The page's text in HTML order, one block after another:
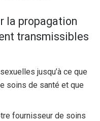
la propagation
transmissibles
jusqu’à ce que
soins de santé et que
fournisseur de soins